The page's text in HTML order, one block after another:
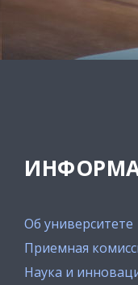
Об университете
Приемная
Наука и